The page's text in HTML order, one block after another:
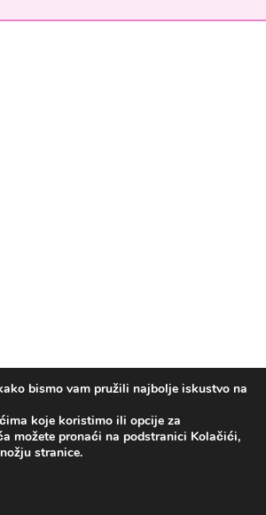
bismo vam pružili najbolje iskustvo na
koje koristimo ili opcije za
možete pronaći na podstranici Kolačići,
stranice.